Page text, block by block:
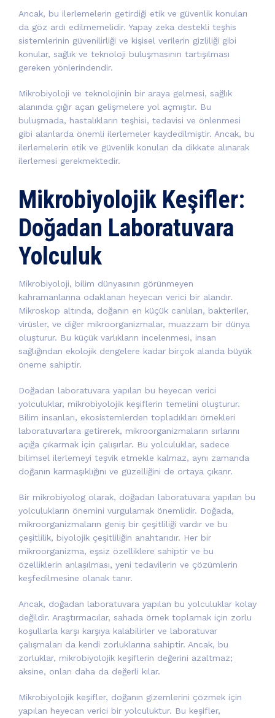
Ancak, bu ilerlemelerin getirdiği etik ve güvenlik konuları
da göz ardı edilmemelidir. Yapay zeka destekli teşhis
sistemlerinin güvenilirliği ve kişisel verilerin gizliliği gibi
konular, sağlık ve teknoloji buluşmasının tartışılması
gereken yönlerindendir.
Mikrobiyoloji ve teknolojinin bir araya gelmesi, sağlık
alanında çığır açan gelişmelere yol açmıştır. Bu
buluşmada, hastalıkların teşhisi, tedavisi ve önlenmesi
gibi alanlarda önemli ilerlemeler kaydedilmiştir. Ancak, bu
ilerlemelerin etik ve güvenlik konuları da dikkate alınarak
ilerlemesi gerekmektedir.
Mikrobiyolojik Keşifler:
Doğadan Laboratuvara
Yolculuk
Mikrobiyoloji, bilim dünyasının görünmeyen
kahramanlarına odaklanan heyecan verici bir alandır.
Mikroskop altında, doğanın en küçük canlıları, bakteriler,
virüsler, ve diğer mikroorganizmalar, muazzam bir dünya
oluşturur. Bu küçük varlıkların incelenmesi, insan
sağlığından ekolojik dengelere kadar birçok alanda büyük
öneme sahiptir.
Doğadan laboratuvara yapılan bu heyecan verici
yolculuklar, mikrobiyolojik keşiflerin temelini oluşturur.
Bilim insanları, ekosistemlerden topladıkları örnekleri
laboratuvarlara getirerek, mikroorganizmaların sırlarını
açığa çıkarmak için çalışırlar. Bu yolculuklar, sadece
bilimsel ilerlemeyi teşvik etmekle kalmaz, aynı zamanda
doğanın karmaşıklığını ve güzelliğini de ortaya çıkarır.
Bir mikrobiyolog olarak, doğadan laboratuvara yapılan bu
yolculukların önemini vurgulamak önemlidir. Doğada,
mikroorganizmaların geniş bir çeşitliliği vardır ve bu
çeşitlilik, biyolojik çeşitliliğin anahtarıdır. Her bir
mikroorganizma, eşsiz özelliklere sahiptir ve bu
özelliklerin anlaşılması, yeni tedavilerin ve çözümlerin
keşfedilmesine olanak tanır.
Ancak, doğadan laboratuvara yapılan bu yolculuklar kolay
değildir. Araştırmacılar, sahada örnek toplamak için zorlu
koşullarla karşı karşıya kalabilirler ve laboratuvar
çalışmaları da kendi zorluklarına sahiptir. Ancak, bu
zorluklar, mikrobiyolojik keşiflerin değerini azaltmaz;
aksine, onları daha da değerli kılar.
Mikrobiyolojik keşifler, doğanın gizemlerini çözmek için
yapılan heyecan verici bir yolculuktur. Bu keşifler,